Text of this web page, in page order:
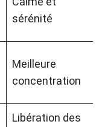
sérénité
Meilleure
concentration
Libération des